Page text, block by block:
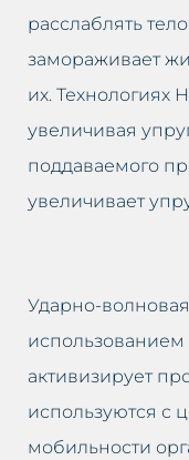
расслаблять
замораживает
их. Технологиях
увеличивая
поддаваемого
увеличивает
Ударно-
использованием
активизирует
используются с
мобильности